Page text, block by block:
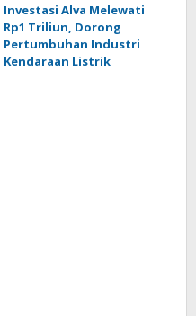
Investasi Alva Melewati
Rp1 Triliun, Dorong
Pertumbuhan Industri
Kendaraan Listrik